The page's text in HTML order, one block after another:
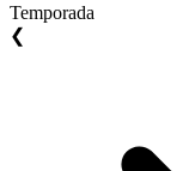
Temporada
❮